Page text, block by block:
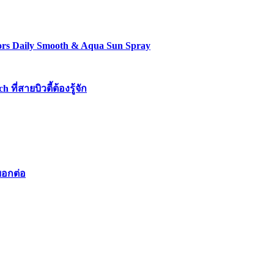
Daily Smooth & Aqua Sun Spray
ที่สายบิวตี้ต้องรู้จัก
อกต่อ